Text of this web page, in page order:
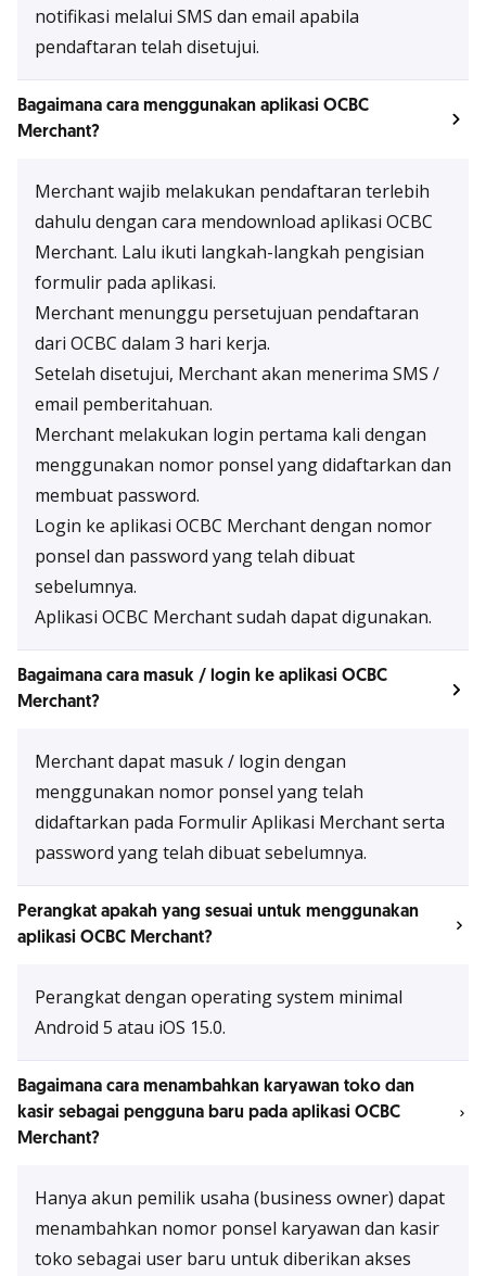
notifikasi melalui SMS dan email apabila
pendaftaran telah disetujui.
Bagaimana cara menggunakan aplikasi OCBC
Merchant?
Merchant wajib melakukan pendaftaran terlebih
dahulu dengan cara mendownload aplikasi OCBC
Merchant. Lalu ikuti langkah-langkah pengisian
formulir pada aplikasi.
Merchant menunggu persetujuan pendaftaran
dari OCBC dalam 3 hari kerja.
Setelah disetujui, Merchant akan menerima SMS /
email pemberitahuan.
Merchant melakukan login pertama kali dengan
menggunakan nomor ponsel yang didaftarkan dan
membuat password.
Login ke aplikasi OCBC Merchant dengan nomor
ponsel dan password yang telah dibuat
sebelumnya.
Aplikasi OCBC Merchant sudah dapat digunakan.
Bagaimana cara masuk / login ke aplikasi OCBC
Merchant?
Merchant dapat masuk / login dengan
menggunakan nomor ponsel yang telah
didaftarkan pada Formulir Aplikasi Merchant serta
password yang telah dibuat sebelumnya.
Perangkat apakah yang sesuai untuk menggunakan
aplikasi OCBC Merchant?
Perangkat dengan operating system minimal
Android 5 atau iOS 15.0.
Bagaimana cara menambahkan karyawan toko dan
kasir sebagai pengguna baru pada aplikasi OCBC
Merchant?
Hanya akun pemilik usaha (business owner) dapat
menambahkan nomor ponsel karyawan dan kasir
toko sebagai user baru untuk diberikan akses